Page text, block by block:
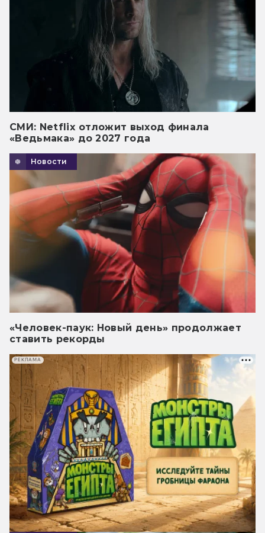
СМИ: Netflix отложит выход финала
«Ведьмака» до 2027 года
Новости
«Человек-паук: Новый день» продолжает
ставить рекорды
РЕКЛАМА